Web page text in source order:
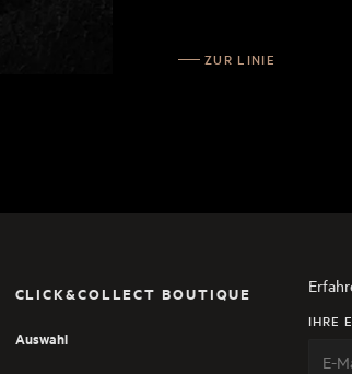
ZUR LINIE
CLICK&COLLECT BOUTIQUE
Auswahl
IHRE